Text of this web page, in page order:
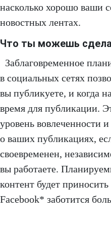
насколько хорошо ваши
новостных лентах.
Что ты можешь
Заблаговременное
в социальных сетях
вы публикуете, и когда
время для публикации.
уровень вовлеченности
о ваших публикациях,
своевременен,
вы работаете.
контент будет
Facebook* заботится